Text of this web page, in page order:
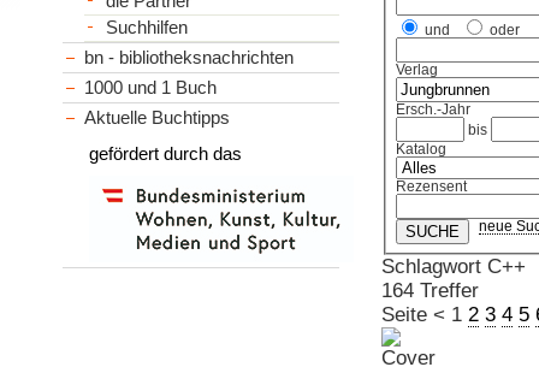
und oder
Verlag
Ersch.-Jahr
bis
Katalog
Rezensent
neue
Schlagwort C++
164 Treffer
Seite < 1 2 3 4 5
Suchhilfen
bn - bibliotheksnachrichten
1000 und 1 Buch
Aktuelle Buchtipps
gefördert durch das